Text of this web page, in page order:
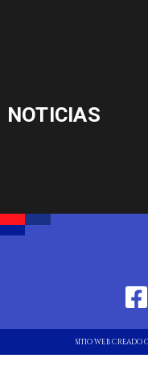
NOTICIAS
SITIO WEB CREADO